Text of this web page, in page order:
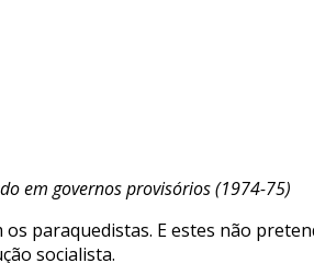
em governos provisórios (1974-75)
paraquedistas. E estes não
socialista.